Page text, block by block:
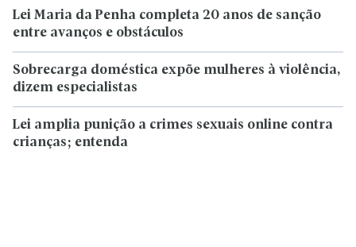
Lei Maria da Penha completa 20 anos de sanção
entre avanços e obstáculos
Sobrecarga doméstica expõe mulheres à violência,
dizem especialistas
Lei amplia punição a crimes sexuais online contra
crianças; entenda